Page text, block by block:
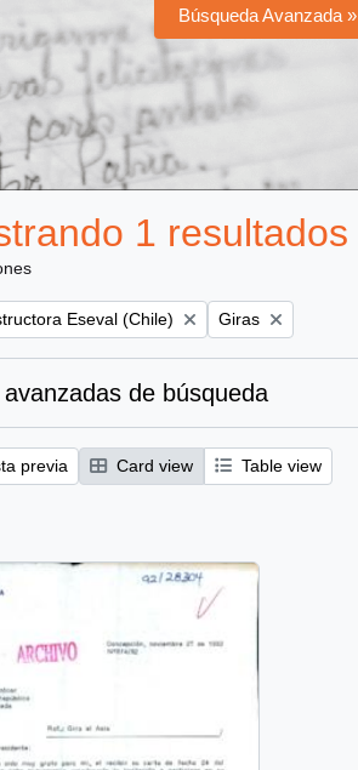
Búsqueda Avanzada »
1 resultados
Eseval (Chile) Remove filter:
Giras
de búsqueda
previa Card view Table view